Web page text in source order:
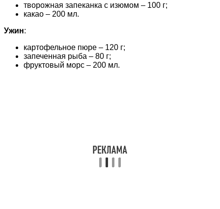
творожная запеканка с изюмом – 100 г;
какао – 200 мл.
Ужин:
картофельное пюре – 120 г;
запеченная рыба – 80 г;
фруктовый морс – 200 мл.